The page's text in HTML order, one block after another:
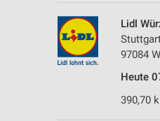
Lidl
97084
Heute
390,70
Notwendig
Performance